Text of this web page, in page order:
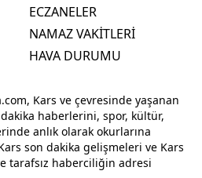
ECZANELER
NAMAZ VAKİTLERİ
HAVA DURUMU
Kars ve çevresinde yaşanan
haberlerini, spor, kültür,
anlık olarak okurlarına
son dakika gelişmeleri ve Kars
tarafsız haberciliğin adresi